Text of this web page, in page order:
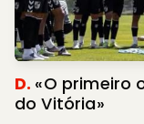
D. «O primeiro
do Vitória»